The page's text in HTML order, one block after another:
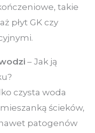
takie
płyt GK czy
– Jak ją
czysta woda
ścieków,
patogenów